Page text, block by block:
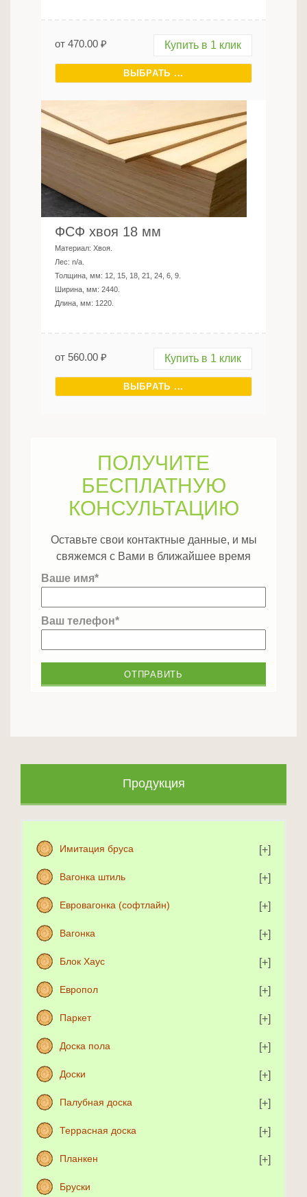
Продукция
Имитация бруса
Вагонка штиль
Евровагонка (софтлайн)
Вагонка
Блок Хаус
Европол
Паркет
Доска пола
Доски
Палубная доска
Террасная доска
Планкен
Бруски
от 470.00 ₽ Купить в 1 клик
ВЫБРАТЬ ...
ФСФ хвоя 18 мм
Материал: Хвоя
Лес: n/a
Толщина, мм: 12, 15, 18, 21, 24, 6, 9
Ширина, мм: 2440
Длина, мм: 1220
от 560.00 ₽ Купить в 1 клик
ВЫБРАТЬ ...
ПОЛУЧИТЕ
БЕСПЛАТНУЮ
КОНСУЛЬТАЦИЮ
Оставьте свои контактные данные, и мы
свяжемся с Вами в ближайшее время
Ваше имя*
Ваш телефон*